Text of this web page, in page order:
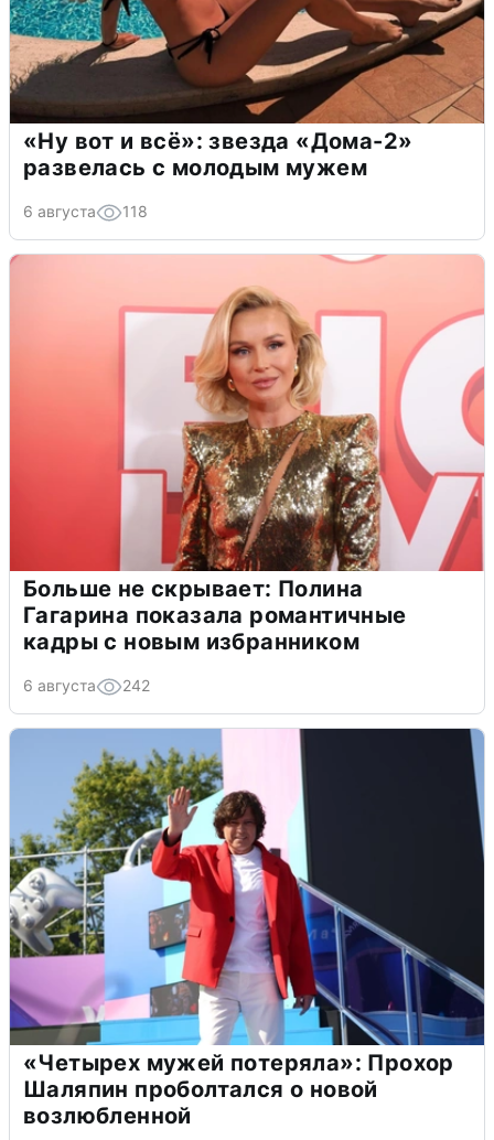
«Ну вот и всё»: звезда «Дома-2»
развелась с молодым мужем
6 августа 118
Больше не скрывает: Полина
Гагарина показала романтичные
кадры с новым избранником
6 августа 242
«Четырех мужей потеряла»: Прохор
Шаляпин проболтался о новой
возлюбленной